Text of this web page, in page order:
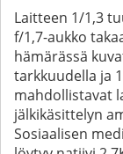
Laitteen 1/1,3
f/1,7-aukko
hämärässä
tarkkuudella ja
mahdollistavat
jälkikäsittelyn
Sosiaalisen